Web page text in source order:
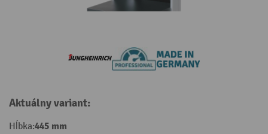
Aktuálny variant:
Hĺbka:445 mm